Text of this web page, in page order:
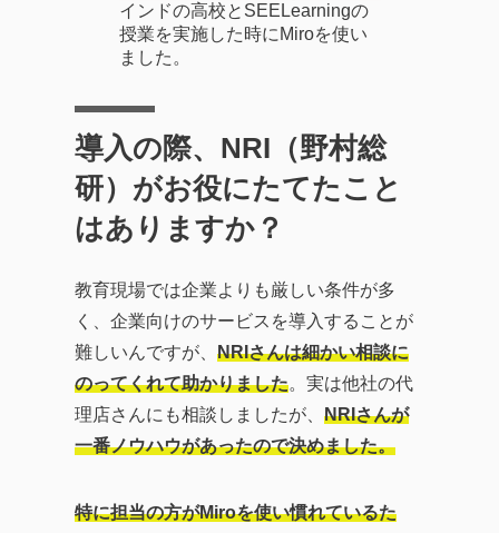
インドの高校とSEELearningの
授業を実施した時にMiroを使い
ました。
導入の際、 NRI（野村総
研）がお役にたてたこと
はありますか？
教育現場では企業よりも厳しい条件が多
く、企業向けのサービスを導入することが
難しいんですが、 NRIさんは細かい相談に
のってくれて助かりました。実は他社の代
理店さんにも相談しましたが、 NRIさんが
一番ノウハウがあったので決めました。
特に担当の方がMiroを使い慣れているた